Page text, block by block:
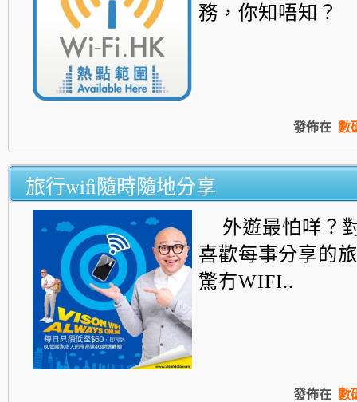
務，你知唔知？
發佈在 數
旅行wifi隨時隨地分享
外遊最怕咩？
喜歡每事分享的
驚冇WIFI..
發佈在 數